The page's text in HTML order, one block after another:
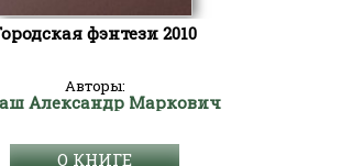
фэнтези 2010
Авторы:
Александр Маркович
О КНИГЕ